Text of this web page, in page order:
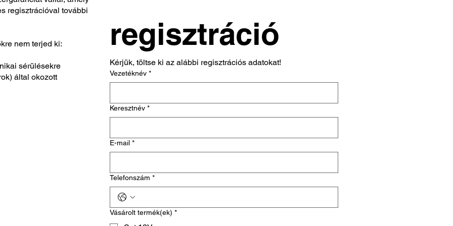
regisztrációval további
nem terjed ki:
sérülésekre
által okozott
regisztráció
Kérjük, töltse ki az alábbi regisztrációs adatokat!
Vezetéknév *
Keresztnév *
E-mail *
Telefonszám *
Vásárolt termék(ek) *